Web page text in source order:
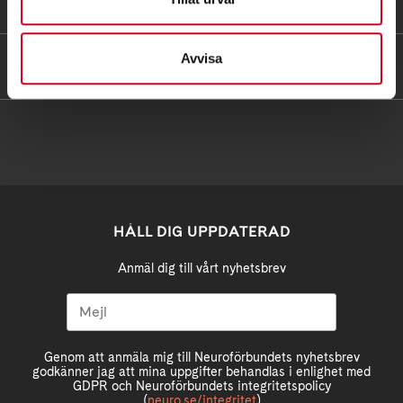
Avvisa
HÅLL DIG UPPDATERAD
Anmäl dig till vårt nyhetsbrev
Genom att anmäla mig till Neuroförbundets nyhetsbrev
godkänner jag att mina uppgifter behandlas i enlighet med
GDPR och Neuroförbundets integritetspolicy